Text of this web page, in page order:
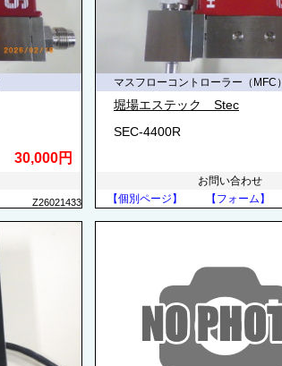
30,000円
Z26021433
マスフローコントローラー（MFC）
堀場エステック Stec
SEC-4400R
お問い合わせ
【個別ページ】
【フォーム】